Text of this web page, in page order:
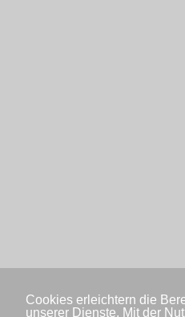
Cookies erleichtern die
unserer Dienste. Mit der